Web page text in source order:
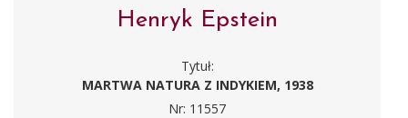
Henryk Epstein
Tytuł:
MARTWA NATURA Z INDYKIEM, 1938
Nr: 11557